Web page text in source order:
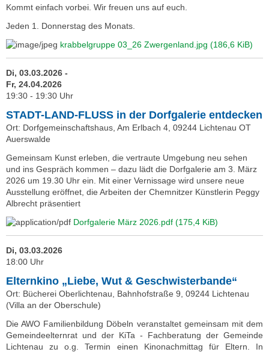
Kommt einfach vorbei. Wir freuen uns auf euch.
Jeden 1. Donnerstag des Monats.
krabbelgruppe 03_26 Zwergenland.jpg (186,6 KiB)
Di, 03.03.2026 -
Fr, 24.04.2026
19:30 - 19:30 Uhr
STADT-LAND-FLUSS in der Dorfgalerie entdecken
Ort: Dorfgemeinschaftshaus, Am Erlbach 4, 09244 Lichtenau OT
Auerswalde
Gemeinsam Kunst erleben, die vertraute Umgebung neu sehen
und ins Gespräch kommen – dazu lädt die Dorfgalerie am 3. März
2026 um 19.30 Uhr ein. Mit einer Vernissage wird unsere neue
Ausstellung eröffnet, die Arbeiten der Chemnitzer Künstlerin Peggy
Albrecht präsentiert
Dorfgalerie März 2026.pdf (175,4 KiB)
Di, 03.03.2026
18:00 Uhr
Elternkino „Liebe, Wut & Geschwisterbande“
Ort: Bücherei Oberlichtenau, Bahnhofstraße 9, 09244 Lichtenau
(Villa an der Oberschule)
Die AWO Familienbildung Döbeln veranstaltet gemeinsam mit dem
Gemeindeelternrat und der KiTa - Fachberatung der Gemeinde
Lichtenau zu o.g. Termin einen Kinonachmittag für Eltern. In